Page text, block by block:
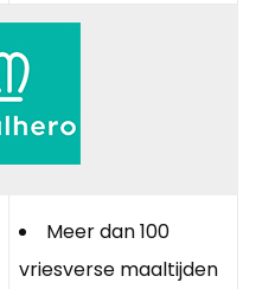
Meer dan 100
vriesverse maaltijden